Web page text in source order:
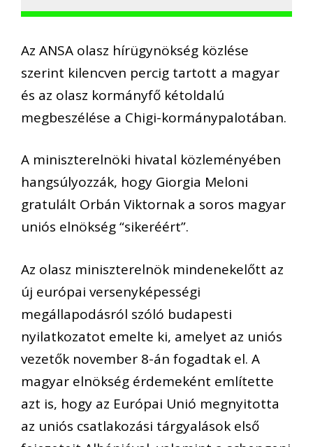
Az ANSA olasz hírügynökség közlése
szerint kilencven percig tartott a magyar
és az olasz kormányfő kétoldalú
megbeszélése a Chigi-kormánypalotában.
A miniszterelnöki hivatal közleményében
hangsúlyozzák, hogy Giorgia Meloni
gratulált Orbán Viktornak a soros magyar
uniós elnökség “sikeréért”.
Az olasz miniszterelnök mindenekelőtt az
új európai versenyképességi
megállapodásról szóló budapesti
nyilatkozatot emelte ki, amelyet az uniós
vezetők november 8-án fogadtak el. A
magyar elnökség érdemeként említette
azt is, hogy az Európai Unió megnyitotta
az uniós csatlakozási tárgyalások első